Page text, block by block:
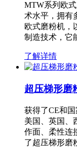
MTW系列欧
术水平，拥有
欧式磨粉机，
制造技术，它
了解详情
超压梯形磨
获得了CE和
美国、英国、
作面、柔性连
了超压梯形磨